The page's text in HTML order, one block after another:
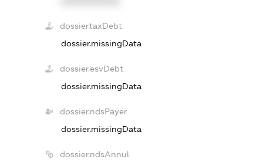
dossier.taxDebt
dossier.missingData
dossier.esvDebt
dossier.missingData
dossier.ndsPayer
dossier.missingData
dossier.ndsAnnul